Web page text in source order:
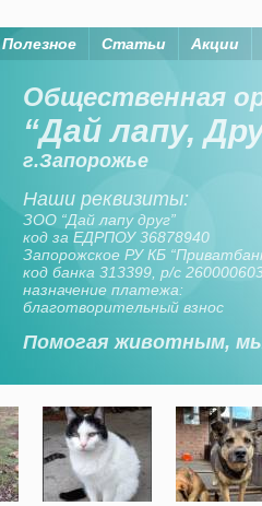
Полезное Статьи Акции
Помогая
Организация “Дай лапу, друг”
средства членов организаци, а
неравнодушных горожан